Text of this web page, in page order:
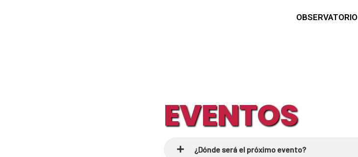
OBSERVATORIO
EVENTOS
¿Dónde será el próximo evento?